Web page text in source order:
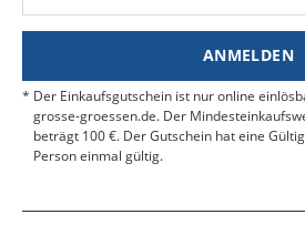
ANMELDEN
Der Einkaufsgutschein ist nur online
grosse-groessen.de. Der
beträgt 100 €. Der Gutschein hat eine
Person einmal gültig.